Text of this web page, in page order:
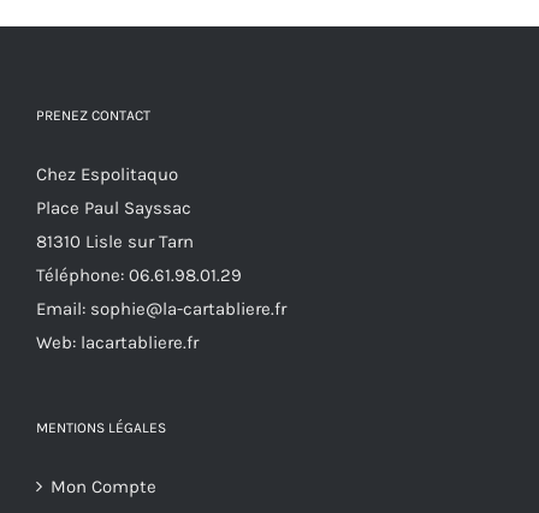
PRENEZ CONTACT
Chez Espolitaquo
Place Paul Sayssac
81310 Lisle sur Tarn
Téléphone: 06.61.98.01.29
Email: sophie@la-cartabliere.fr
Web: lacartabliere.fr
MENTIONS LÉGALES
Mon Compte